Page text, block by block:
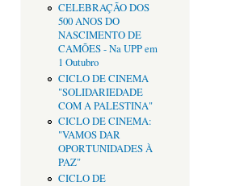
CELEBRAÇÃO DOS
500 ANOS DO
NASCIMENTO DE
CAMÕES - Na UPP em
1 Outubro
CICLO DE CINEMA
"SOLIDARIEDADE
COM A PALESTINA"
CICLO DE CINEMA:
"VAMOS DAR
OPORTUNIDADES À
PAZ"
CICLO DE